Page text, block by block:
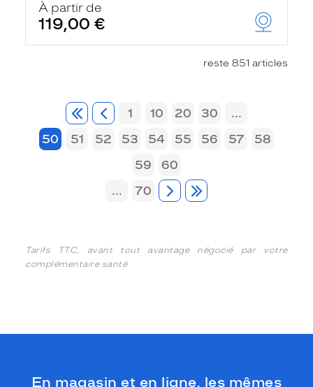
À partir de
119,00 €
reste 851 articles
1 10 20 30
...
50
51 52 53 54 55 56 57
58
59
60
...
70
Tarifs TTC, avant tout avantage négocié par votre
complémentaire santé
En magasin et en ligne, les mêmes